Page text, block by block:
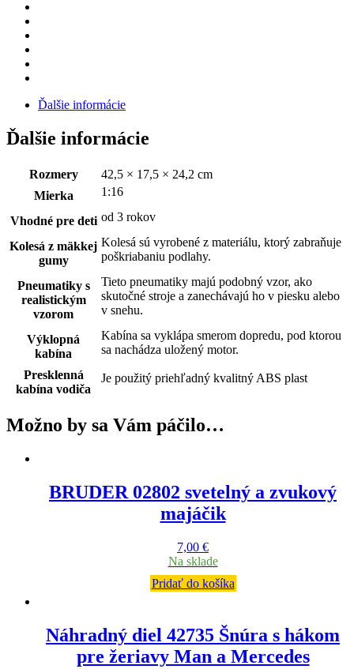
Ďalšie informácie
Ďalšie informácie
Rozmery
42,5 × 17,5 × 24,2 cm
Mierka
1:16
Vhodné pre deti od 3 rokov
Kolesá z mäkkej
gumy
Kolesá sú vyrobené z materiálu, ktorý zabraňuje
poškriabaniu podlahy.
Pneumatiky s
realistickým
vzorom
Tieto pneumatiky majú podobný vzor, ako
skutočné stroje a zanechávajú ho v piesku alebo
v snehu.
Výklopná
kabína
Kabína sa vyklápa smerom dopredu, pod ktorou
sa nachádza uložený motor.
Presklenná
kabína vodiča
Je použitý priehľadný kvalitný ABS plast
Možno by sa Vám páčilo…
BRUDER 02802 svetelný a zvukový
majáčik
7,00 €
Na sklade
Pridať do košíka
Náhradný diel 42735 Šnúra s hákom
pre žeriavy Man a Mercedes